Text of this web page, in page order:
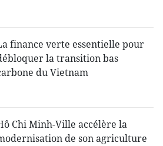
finance verte essentielle pour
la transition bas
du Vietnam
Chi Minh-Ville accélère la
de son agriculture